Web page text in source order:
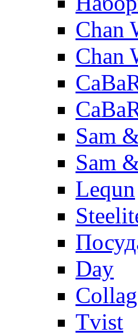
Chan
Chan
Sam
Sam
Lequn
Day
Tvist